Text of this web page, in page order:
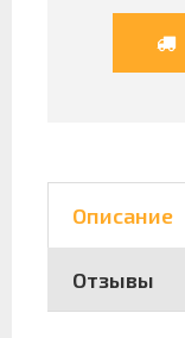
Описание
Отзывы